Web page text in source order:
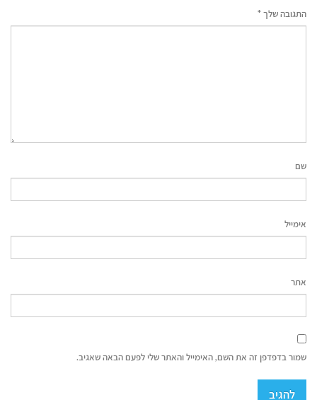
התגובה שלך*
שם
אימייל
אתר
שמור בדפדפן זה את השם, האימייל והאתר שלי לפעם הבאה שאגיב.